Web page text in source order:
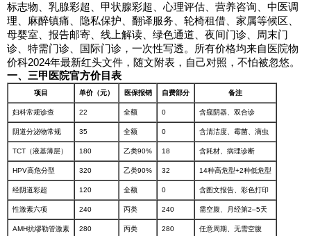
标志物、乳腺彩超、甲状腺彩超、心理评估、营养咨询、中医调
理、麻醉镇痛、隐私保护、翻译服务、轮椅租借、家属等候区、
母婴室、报告邮寄、线上解读、绿色通道、夜间门诊、周末门
诊、特需门诊、国际门诊，一次性写透。所有价格均来自医院物
价科2024年最新红头文件，随文附表，自己对照，不怕被忽悠。
一、三甲医院官方价目表
项目 单价（元） 医保报销 自费部分 备注
妇科常规诊查 22 全额 0 含窥阴器、双合诊
阴道分泌物常规 35 全额 0 含清洁度、霉菌、滴虫
TCT（液基薄层） 180 乙类90% 18 含耗材、病理诊断
HPV高危分型 320 乙类90% 32 14种高危型+2种低危型
经阴道彩超 120 全额 0 含图文报告、彩色打印
性激素六项 240 丙类 240 需空腹、月经第2–5天
AMH抗缪勒管激素 280 丙类 280 任意周期、无需空腹